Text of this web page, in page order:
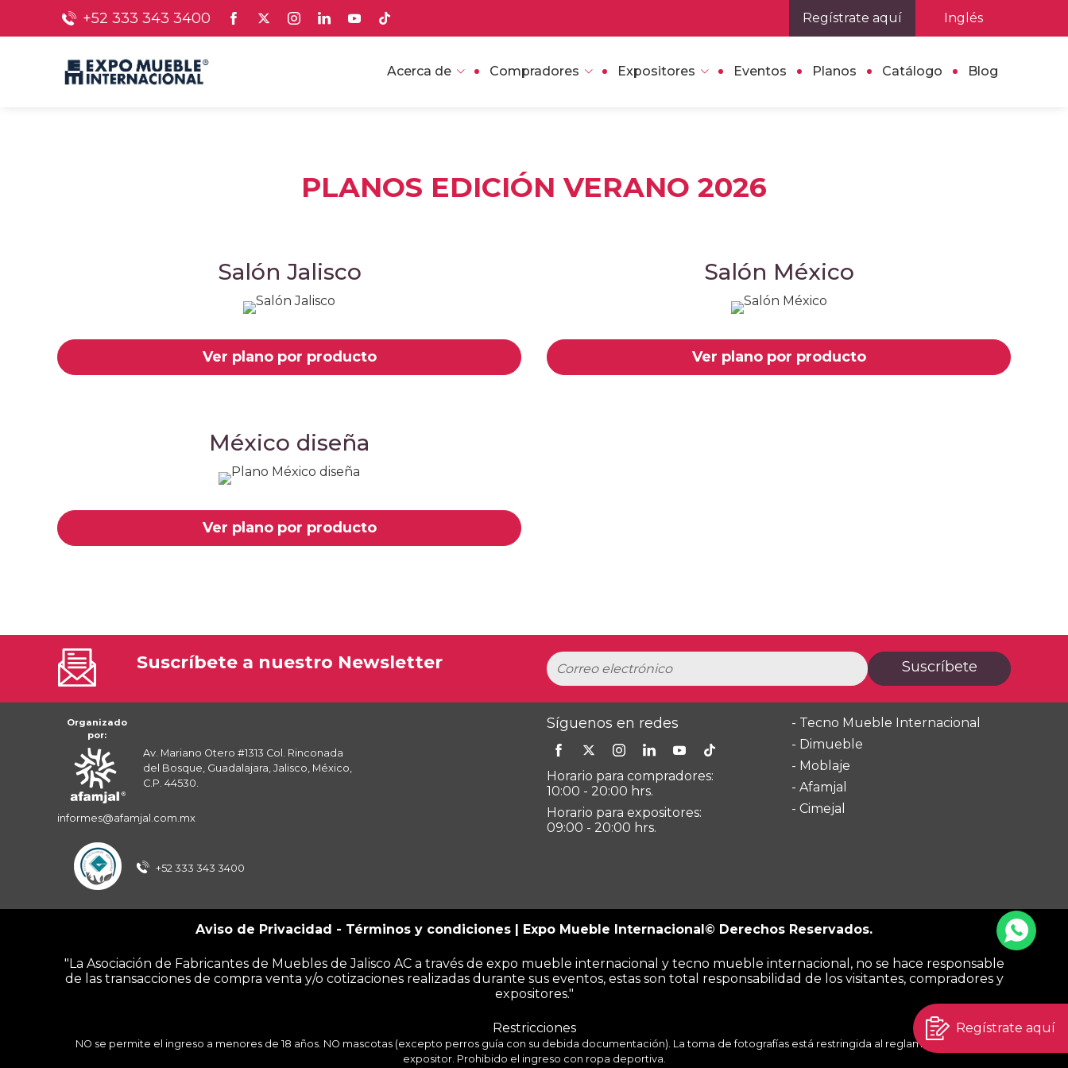
+52 333 343 3400 Regístrate aquí Inglés
Acerca de Compradores Expositores Eventos Planos Catálogo Blog
PLANOS EDICIÓN VERANO 2026
Salón Jalisco
Ver plano por producto
Salón México
Ver plano por producto
México diseña
Ver plano por producto
Suscríbete a nuestro Newsletter Suscríbete
Organizado
por:
Av. Mariano Otero #1313 Col. Rinconada
del Bosque, Guadalajara, Jalisco, México,
C.P. 44530.
informes@afamjal.com.mx
+52 333 343 3400
Síguenos en redes
Horario para compradores:
10:00 - 20:00 hrs.
Horario para expositores:
09:00 - 20:00 hrs.
- Tecno Mueble Internacional
- Dimueble
- Moblaje
- Afamjal
- Cimejal
Aviso de Privacidad - Términos y condiciones | Expo Mueble Internacional© Derechos Reservados.
"La Asociación de Fabricantes de Muebles de Jalisco AC a través de expo mueble internacional y tecno mueble internacional, no se hace responsable
de las transacciones de compra venta y/o cotizaciones realizadas durante sus eventos, estas son total responsabilidad de los visitantes, compradores y
expositores."
Restricciones
NO se permite el ingreso a menores de 18 años. NO mascotas (excepto perros guía con su debida documentación). La toma de fotografías está restringida al reglamento de cada
expositor. Prohibido el ingreso con ropa deportiva.
Regístrate aquí